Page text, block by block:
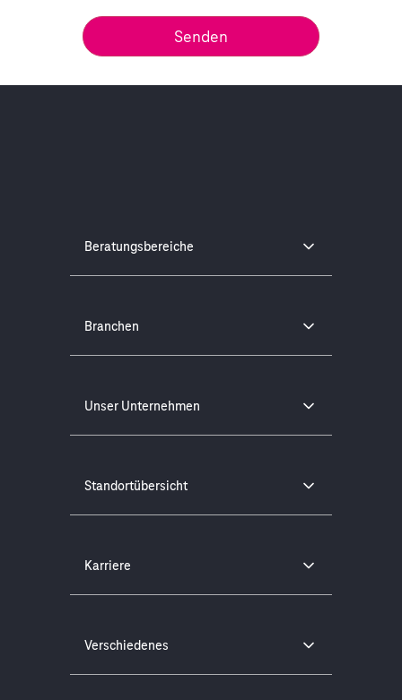
Beratungsbereiche
Branchen
Unser Unternehmen
Standortübersicht
Karriere
Verschiedenes